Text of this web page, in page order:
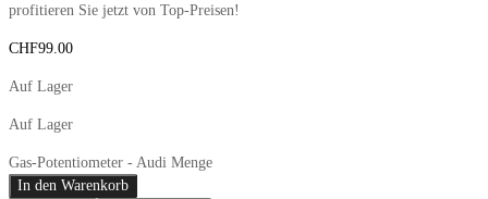
profitieren Sie jetzt von Top-Preisen!
CHF99.00
Auf Lager
Auf Lager
Gas-Potentiometer - Audi Menge
In den Warenkorb